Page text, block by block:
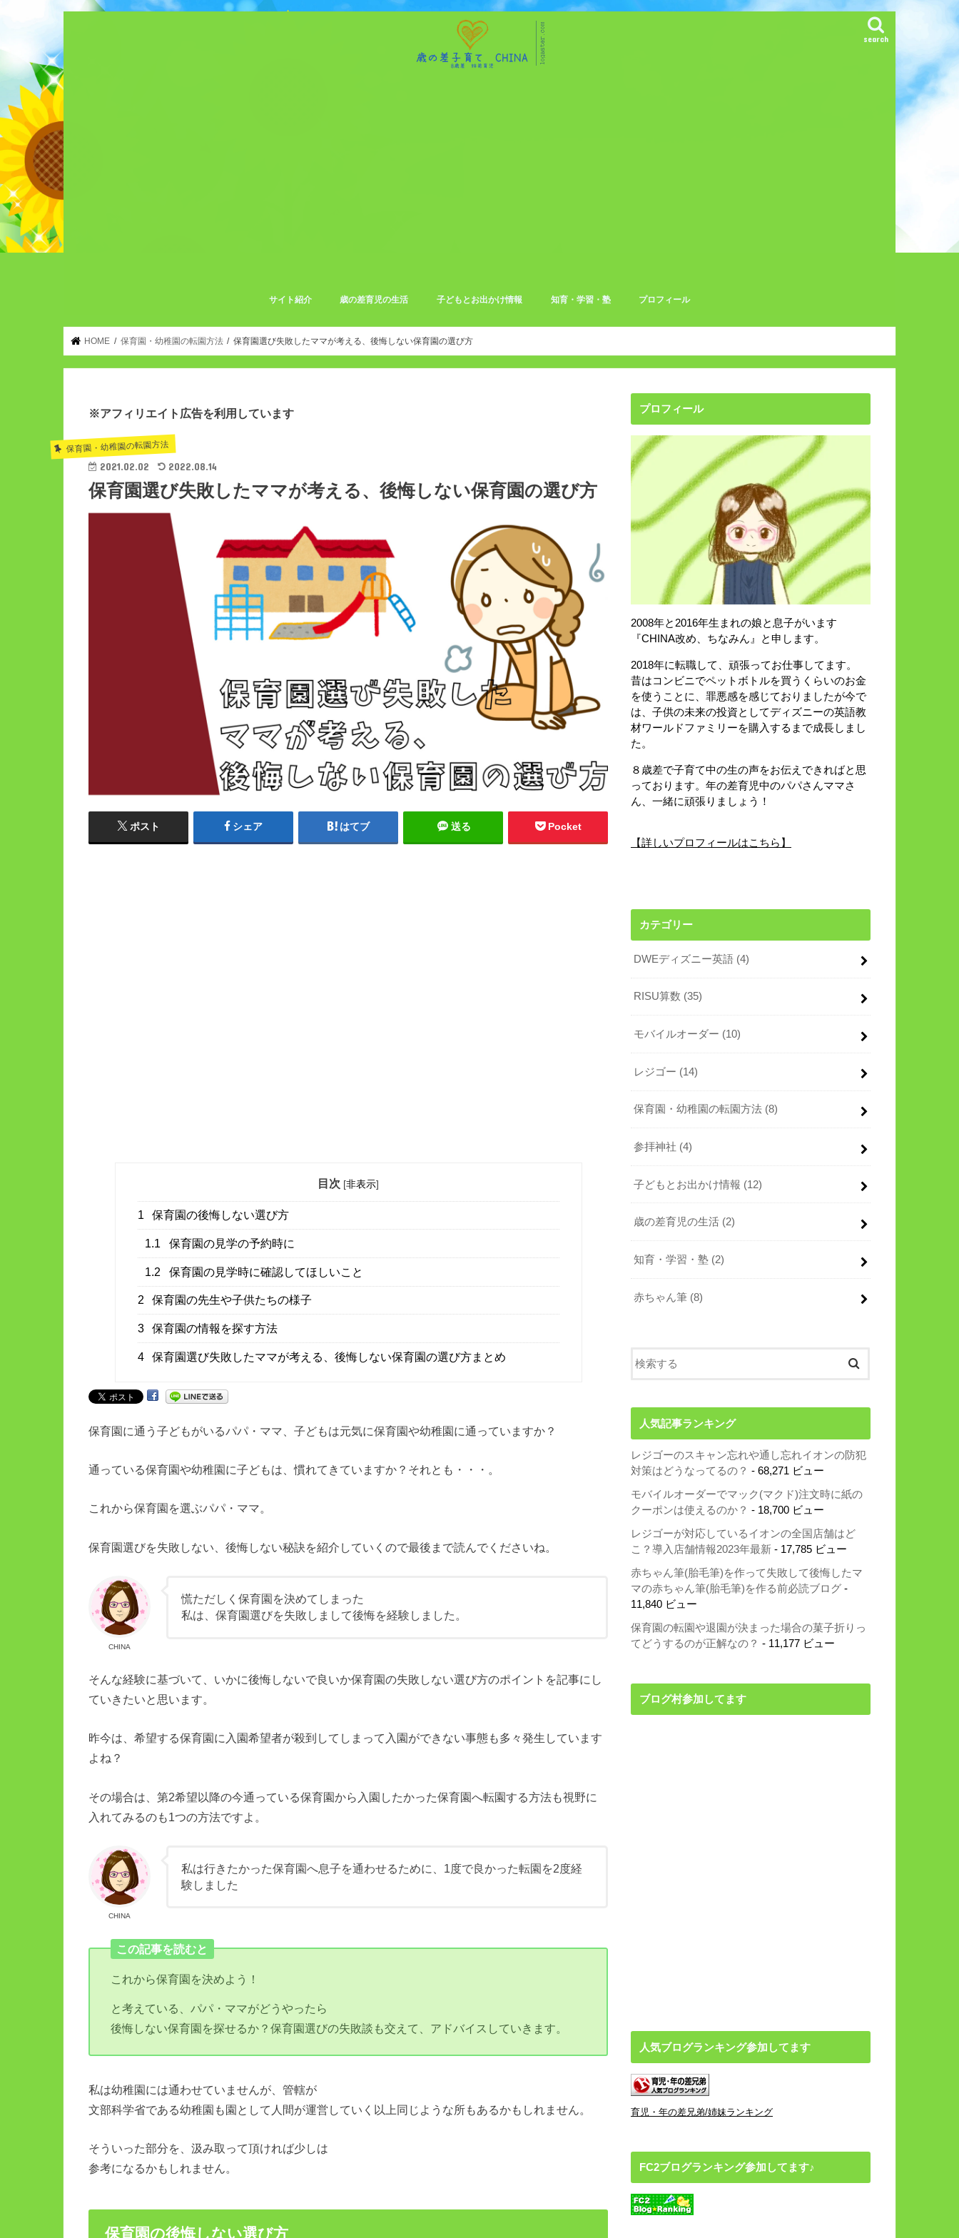
search
サイト紹介 歳の差育児の生活
保育園・幼稚園の転園方法
子どもとお出かけ情報 知育・学習・塾 プロフィール
HOME 保育園・幼稚園の転園方法 保育園選び失敗したママが考える、後悔しない保育園の選び方
※アフィリエイト広告を利用しています
保育園・幼稚園の転園方法
2021.02.02 2022.08.14
保育園選び失敗したママが考える、後悔しない保育園の選び方
ポスト シェア はてブ 送る Pocket
目次 [非表示]
1 保育園の後悔しない選び方
1.1 保育園の見学の予約時に
1.2 保育園の見学時に確認してほしいこと
2 保育園の先生や子供たちの様子
3 保育園の情報を探す方法
4 保育園選び失敗したママが考える、後悔しない保育園の選び方まとめ
保育園に通う子どもがいるパパ・ママ、子どもは元気に保育園や幼稚園に通っていますか？
通っている保育園や幼稚園に子どもは、慣れてきていますか？それとも・・・。
これから保育園を選ぶパパ・ママ。
保育園選びを失敗しない、後悔しない秘訣を紹介していくので最後まで読んでくださいね。
CHINA
慌ただしく保育園を決めてしまった
私は、保育園選びを失敗しまして後悔を経験しました。
そんな経験に基づいて、いかに後悔しないで良いか保育園の失敗しない選び方のポイントを記事にし
ていきたいと思います。
昨今は、希望する保育園に入園希望者が殺到してしまって入園ができない事態も多々発生しています
よね？
その場合は、第2希望以降の今通っている保育園から入園したかった保育園へ転園する方法も視野に
入れてみるのも1つの方法ですよ。
CHINA
私は行きたかった保育園へ息子を通わせるために、1度で良かった転園を2度経
験しました
この記事を読むと
これから保育園を決めよう！
と考えている、パパ・ママがどうやったら
後悔しない保育園を探せるか？保育園選びの失敗談も交えて、アドバイスしていきます。
私は幼稚園には通わせていませんが、管轄が
文部科学省である幼稚園も園として人間が運営していく以上同じような所もあるかもしれません。
そういった部分を、汲み取って頂ければ少しは
参考になるかもしれません。
保育園の後悔しない選び方
プロフィール
2008年と2016年生まれの娘と息子がいます
『CHINA改め、ちなみん』と申します。
2018年に転職して、頑張ってお仕事してます。
昔はコンビニでペットボトルを買うくらいのお金
を使うことに、罪悪感を感じておりましたが今で
は、子供の未来の投資としてディズニーの英語教
材ワールドファミリーを購入するまで成長しまし
た。
８歳差で子育て中の生の声をお伝えできればと思
っております。年の差育児中のパパさんママさ
ん、一緒に頑張りましょう！
【詳しいプロフィールはこちら】
カテゴリー
DWEディズニー英語 (4)
RISU算数 (35)
モバイルオーダー (10)
レジゴー (14)
保育園・幼稚園の転園方法 (8)
参拝神社 (4)
子どもとお出かけ情報 (12)
歳の差育児の生活 (2)
知育・学習・塾 (2)
赤ちゃん筆 (8)
人気記事ランキング
レジゴーのスキャン忘れや通し忘れイオンの防犯
対策はどうなってるの？ - 68,271 ビュー
モバイルオーダーでマック(マクド)注文時に紙の
クーポンは使えるのか？ - 18,700 ビュー
レジゴーが対応しているイオンの全国店舗はど
こ？導入店舗情報2023年最新 - 17,785 ビュー
赤ちゃん筆(胎毛筆)を作って失敗して後悔したマ
マの赤ちゃん筆(胎毛筆)を作る前必読ブログ -
11,840 ビュー
保育園の転園や退園が決まった場合の菓子折りっ
てどうするのが正解なの？ - 11,177 ビュー
ブログ村参加してます
人気ブログランキング参加してます
育児・年の差兄弟/姉妹ランキング
FC2ブログランキング参加してます♪